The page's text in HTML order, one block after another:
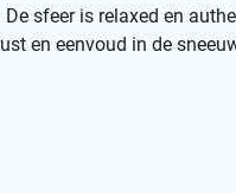
sfeer is relaxed en
en eenvoud in de